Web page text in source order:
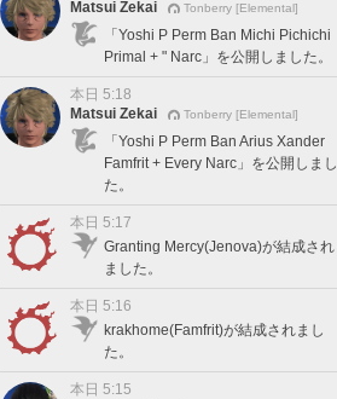
Matsui Zekai
Tonberry [Elemental]
「Yoshi P Perm Ban Michi Pichichi
Primal + " Narc」を公開しました。
本日 5:18
Matsui Zekai
Tonberry [Elemental]
「Yoshi P Perm Ban Arius Xander
Famfrit + Every Narc」を公開しまし
た。
本日 5:17
Granting Mercy(Jenova)が結成され
ました。
本日 5:16
krakhome(Famfrit)が結成されまし
た。
本日 5:15